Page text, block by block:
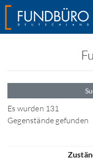
Es wurden 131
Gegenstände gefunden